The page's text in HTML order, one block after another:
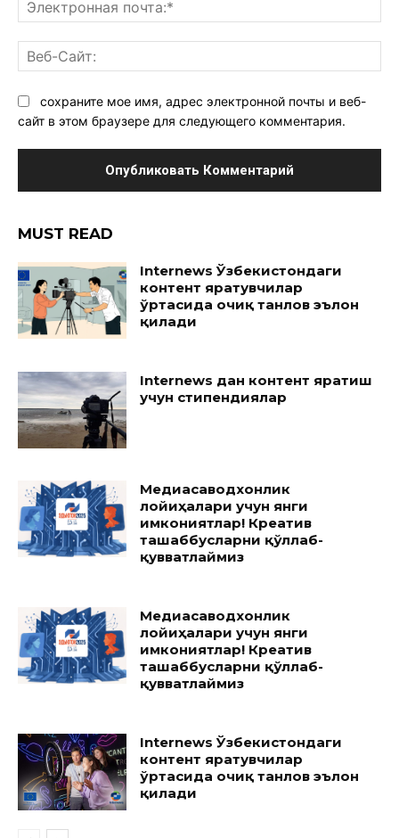
сохраните мое имя, адрес электронной почты и веб-
сайт в этом браузере для следующего комментария.
MUST READ
Internews Ўзбекистондаги
контент яратувчилар
ўртасида очиқ танлов эълон
қилади
Internews дан контент яратиш
учун стипендиялар
Медиасаводхонлик
лойиҳалари учун янги
имкониятлар! Креатив
ташаббусларни қўллаб-
қувватлаймиз
Медиасаводхонлик
лойиҳалари учун янги
имкониятлар! Креатив
ташаббусларни қўллаб-
қувватлаймиз
Internews Ўзбекистондаги
контент яратувчилар
ўртасида очиқ танлов эълон
қилади